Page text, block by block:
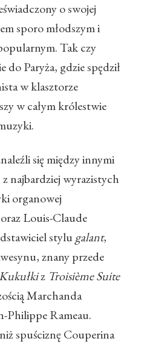
o swojej
sporo młodszym i
Tak czy
do Paryża, gdzie spędził
w klasztorze
w całym królestwie
się między innymi
najbardziej wyrazistych
organowej
Louis-Claude
stylugalant,
znany przede
Kukułkiz Troisième Suite
Marchanda
Philippe Rameau.
spuściznę Couperina